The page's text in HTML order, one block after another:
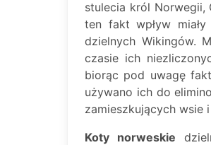
stulecia król Norwegii,
ten fakt wpływ
dzielnych Wikingów.
czasie ich
biorąc pod uwagę
używano ich do
zamieszkujących wsie
Koty norweskie